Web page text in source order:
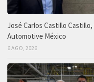
José Carlos Castillo
Automotive México
6 AGO, 2026